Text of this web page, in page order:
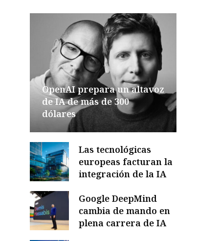
OpenAI prepara un altavoz
de IA de más de 300
dólares
Las tecnológicas
europeas facturan la
integración de la IA
Google DeepMind
cambia de mando en
plena carrera de IA